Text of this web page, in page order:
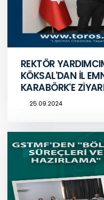
REKTÖR
KÖKSAL'DAN İL
KARABÖRK'E
25.09.2024